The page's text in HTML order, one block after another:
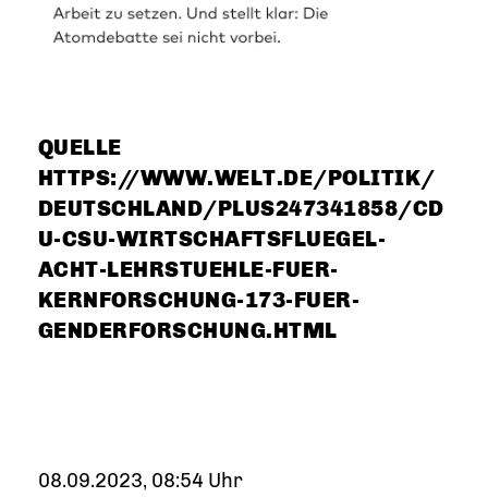
QUELLE
HTTPS://WWW.WELT.DE/POLITIK/
DEUTSCHLAND/PLUS247341858/CD
U-CSU-WIRTSCHAFTSFLUEGEL-
ACHT-LEHRSTUEHLE-FUER-
KERNFORSCHUNG-173-FUER-
GENDERFORSCHUNG.HTML
08.09.2023, 08:54 Uhr